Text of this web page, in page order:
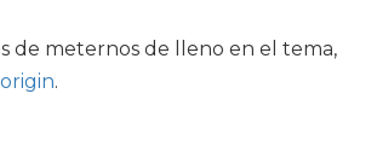
de meternos de lleno en el tema,
.